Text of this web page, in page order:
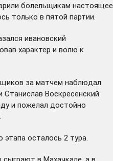
болельщикам настоящее
только в пятой партии.
ивановский
характер и волю к
за матчем наблюдал
Воскресенский.
и пожелал достойно
осталось 2 тура.